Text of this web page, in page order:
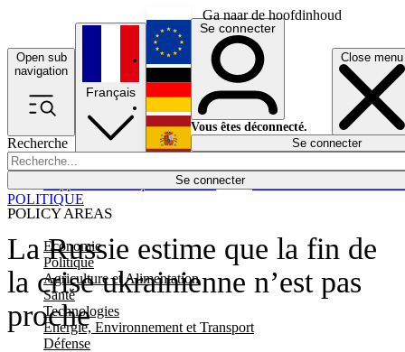
Ga naar de hoofdinhoud
Open sub
navigation
Close menu
Recherche
Se connecter
POLICY AREAS
Economie
Politique
Agriculture et Alimentation
Santé
Technologies
Energie, Environnement et Transport
Défense
Économie
Français
English
Deutsch
Español
Se connecter
Vous êtes déconnecté.
Se connecter
La Russie estime que la fin de
la crise ukrainienne n’est pas
proche
POLITIQUE